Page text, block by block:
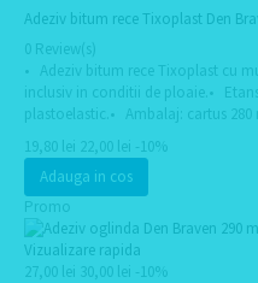
Adeziv bitum rece Tixoplast Den
0 Review(s)
• Adeziv bitum rece Tixoplast cu
inclusiv in conditii de ploaie.•
plastoelastic.• Ambalaj: cartus 280
19,80 lei 22,00 lei -10%
Adauga in cos
Promo
Vizualizare rapida
27,00 lei 30,00 lei -10%